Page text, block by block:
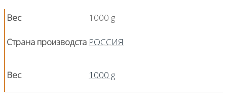
Вес 1000 g
Страна производста РОССИЯ
Вес 1000 g